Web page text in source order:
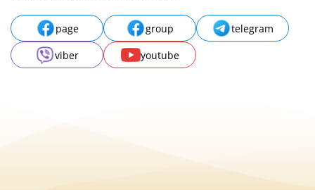
page group
telegram
viber
youtube